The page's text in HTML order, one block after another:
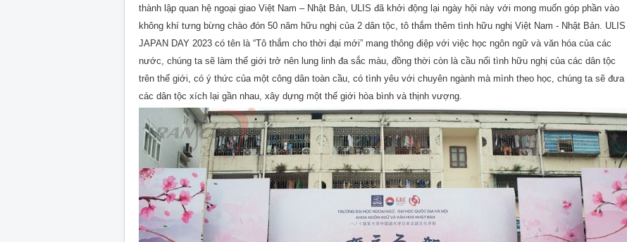
thành lập quan hệ ngoại giao Việt Nam – Nhật Bản, ULIS đã khởi động lại ngày hội này với mong muốn góp phần vào
không khí tưng bừng chào đón 50 năm hữu nghị của 2 dân tộc, tô thắm thêm tình hữu nghị Việt Nam - Nhật Bản. ULIS
JAPAN DAY 2023 có tên là “Tô thắm cho thời đại mới” mang thông điệp với việc học ngôn ngữ và văn hóa của các
nước, chúng ta sẽ làm thế giới trở nên lung linh đa sắc màu, đồng thời còn là cầu nối tình hữu nghị của các dân tộc
trên thế giới, có ý thức của một công dân toàn cầu, có tình yêu với chuyên ngành mà mình theo học, chúng ta sẽ đưa
các dân tộc xích lại gần nhau, xây dựng một thế giới hòa bình và thịnh vượng.